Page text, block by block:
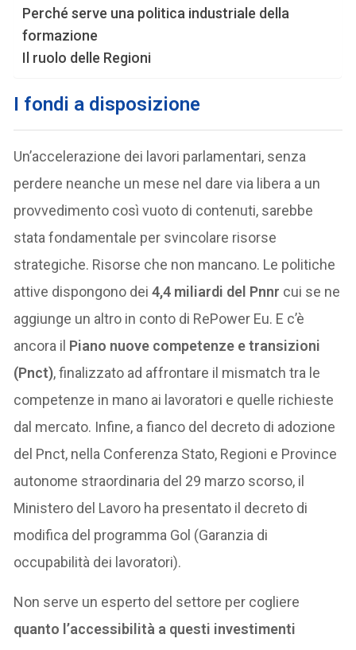
Perché serve una politica industriale della
formazione
Il ruolo delle Regioni
I fondi a disposizione
Un’accelerazione dei lavori parlamentari, senza
perdere neanche un mese nel dare via libera a un
provvedimento così vuoto di contenuti, sarebbe
stata fondamentale per svincolare risorse
strategiche. Risorse che non mancano. Le politiche
attive dispongono dei4,4 miliardi del Pnnr cui se ne
aggiunge un altro in conto di RePower Eu. E c’è
ancora il Piano nuove competenze e transizioni
(Pnct), finalizzato ad affrontare il mismatch tra le
competenze in mano ai lavoratori e quelle richieste
dal mercato. Infine, a fianco del decreto di adozione
del Pnct, nella Conferenza Stato, Regioni e Province
autonome straordinaria del 29 marzo scorso, il
Ministero del Lavoro ha presentato il decreto di
modifica del programma Gol (Garanzia di
occupabilità dei lavoratori).
Non serve un esperto del settore per cogliere
quanto l’accessibilità a questi investimenti